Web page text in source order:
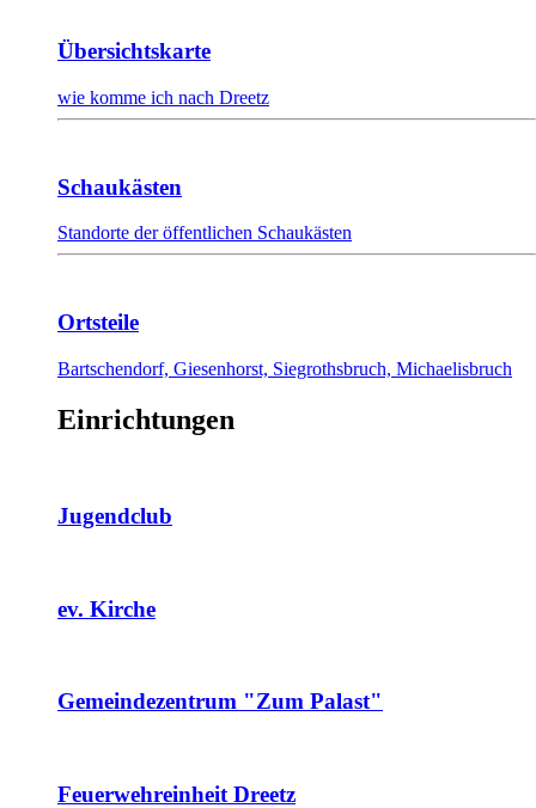
Übersichtskarte
wie komme ich nach Dreetz
Schaukästen
Standorte der öffentlichen Schaukästen
Ortsteile
Bartschendorf, Giesenhorst, Siegrothsbruch, Michaelisbruch
Einrichtungen
Jugendclub
ev. Kirche
Gemeindezentrum "Zum Palast"
Feuerwehreinheit Dreetz